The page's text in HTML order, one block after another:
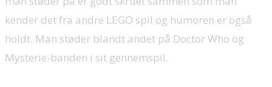
kender det fra andre LEGO spil og humoren er også
holdt. Man støder blandt andet på Doctor Who og
Mysterie-banden i sit gennemspil.